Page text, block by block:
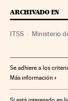
ARCHIVADO EN
ITSS Ministerio
Gobierno
Administración
Se adhiere a los
Más información